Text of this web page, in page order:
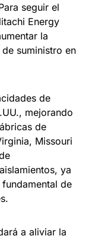
seguir el
Energy
la
suministro en
de
mejorando
de
Missouri
ya
de
a aliviar la